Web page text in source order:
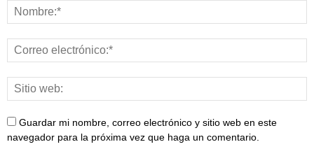
Guardar mi nombre, correo electrónico y sitio web en este
navegador para la próxima vez que haga un comentario.